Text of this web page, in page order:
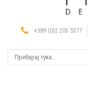
+389 (0)2 203 5377